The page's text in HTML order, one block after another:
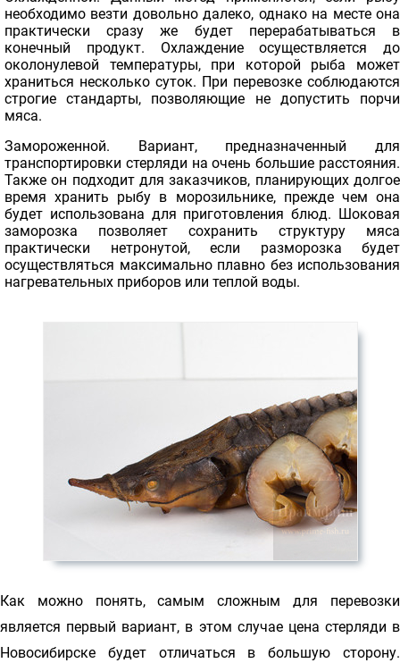
необходимо везти довольно далеко, однако на месте она
практически сразу же будет перерабатываться в
конечный продукт. Охлаждение осуществляется до
околонулевой температуры, при которой рыба может
храниться несколько суток. При перевозке соблюдаются
строгие стандарты, позволяющие не допустить порчи
мяса.
Замороженной. Вариант, предназначенный для
транспортировки стерляди на очень большие расстояния.
Также он подходит для заказчиков, планирующих долгое
время хранить рыбу в морозильнике, прежде чем она
будет использована для приготовления блюд. Шоковая
заморозка позволяет сохранить структуру мяса
практически нетронутой, если разморозка будет
осуществляться максимально плавно без использования
нагревательных приборов или теплой воды.
Как можно понять, самым сложным для перевозки
является первый вариант, в этом случае цена стерляди в
Новосибирске будет отличаться в большую сторону.